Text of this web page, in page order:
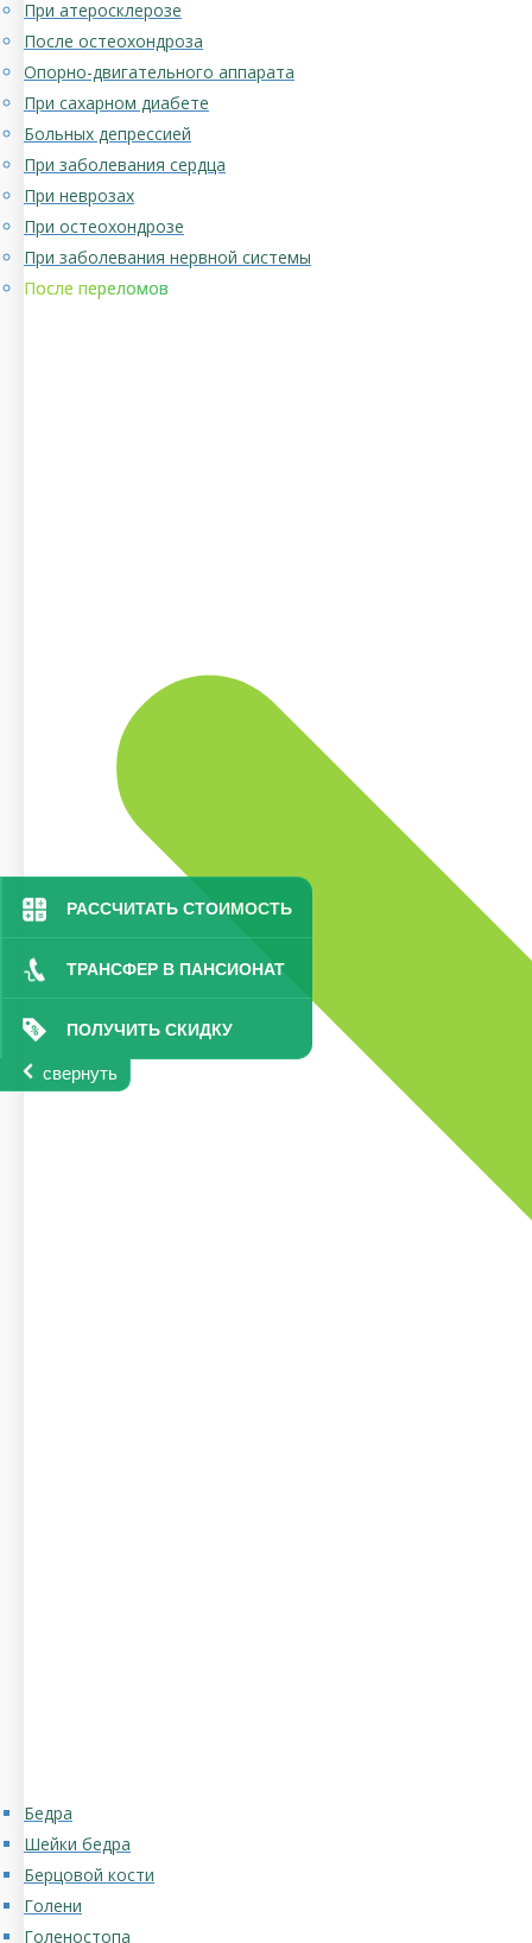
РАССЧИТАТЬ СТОИМОСТЬ
ТРАНСФЕР В ПАНСИОНАТ
ПОЛУЧИТЬ СКИДКУ
свернуть
При атеросклерозе
После остеохондроза
Опорно-двигательного аппарата
При сахарном диабете
Больных депрессией
При заболевания сердца
При неврозах
При остеохондрозе
При заболевания нервной системы
После переломов
Бедра
Шейки бедра
Берцовой кости
Голени
Голеностопа